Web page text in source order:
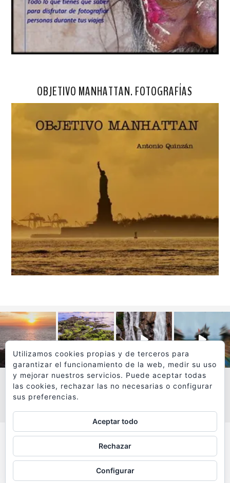
OBJETIVO MANHATTAN. FOTOGRAFÍAS
VER MÁS
Todos los textos y fotografías de
www.viajesyfotografia.comson propiedad de su autor
y están protegidos por © Copyright
Utilizamos cookies propias y de terceros para
garantizar el funcionamiento de la web, medir su uso
y mejorar nuestros servicios. Puede aceptar todas
las cookies, rechazar las no necesarias o configurar
sus preferencias.
Aceptar todo
Rechazar
Configurar